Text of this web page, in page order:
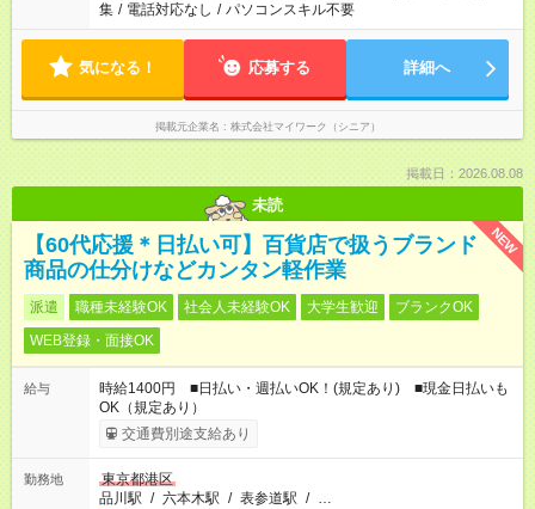
集 / 電話対応なし / パソコンスキル不要
気になる！ 応募する 詳細へ
掲載元企業名 株式会社マイワーク（シニア）
掲載日：2026.08.08
未読
NEW
【60代応援＊日払い可】百貨店で扱うブランド
商品の仕分けなどカンタン軽作業
派遣 職種未経験OK 社会人未経験OK 大学生歓迎
ブランクOK
WEB登録・面接OK
給与
時給1400円 ■日払い・週払いOK！(規定あり) ■現金日払いも
OK（規定あり）
交通費別途支給あり
勤務地
東京都港区
品川駅 / 六本木駅 / 表参道駅 / …